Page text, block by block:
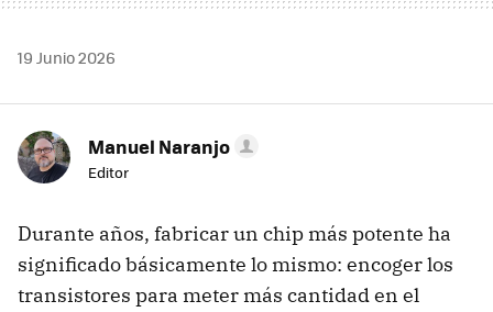
19 Junio 2026
Manuel Naranjo
Editor
Durante años, fabricar un chip más potente ha
significado básicamente lo mismo: encoger los
transistores para meter más cantidad en el